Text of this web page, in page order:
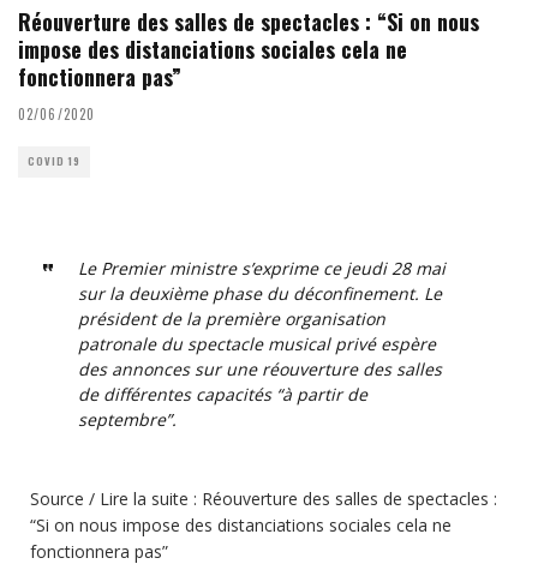
Réouverture des salles de spectacles : “Si on nous
impose des distanciations sociales cela ne
fonctionnera pas”
02/06/2020
COVID 19
Le Premier ministre s’exprime ce jeudi 28 mai
sur la deuxième phase du déconfinement. Le
président de la première organisation
patronale du spectacle musical privé espère
des annonces sur une réouverture des salles
de différentes capacités “à partir de
septembre”.
Source / Lire la suite : Réouverture des salles de spectacles :
“Si on nous impose des distanciations sociales cela ne
fonctionnera pas”